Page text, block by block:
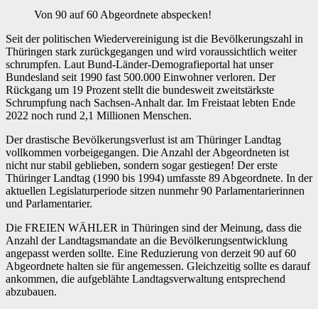
Von 90 auf 60 Abgeordnete abspecken!
Seit der politischen Wiedervereinigung ist die Bevölkerungszahl in
Thüringen stark zurückgegangen und wird voraussichtlich weiter
schrumpfen. Laut Bund-Länder-Demografieportal hat unser
Bundesland seit 1990 fast 500.000 Einwohner verloren. Der
Rückgang um 19 Prozent stellt die bundesweit zweitstärkste
Schrumpfung nach Sachsen-Anhalt dar. Im Freistaat lebten Ende
2022 noch rund 2,1 Millionen Menschen.
Der drastische Bevölkerungsverlust ist am Thüringer Landtag
vollkommen vorbeigegangen. Die Anzahl der Abgeordneten ist
nicht nur stabil geblieben, sondern sogar gestiegen! Der erste
Thüringer Landtag (1990 bis 1994) umfasste 89 Abgeordnete. In der
aktuellen Legislaturperiode sitzen nunmehr 90 Parlamentarierinnen
und Parlamentarier.
Die FREIEN WÄHLER in Thüringen sind der Meinung, dass die
Anzahl der Landtagsmandate an die Bevölkerungsentwicklung
angepasst werden sollte. Eine Reduzierung von derzeit 90 auf 60
Abgeordnete halten sie für angemessen. Gleichzeitig sollte es darauf
ankommen, die aufgeblähte Landtagsverwaltung entsprechend
abzubauen.